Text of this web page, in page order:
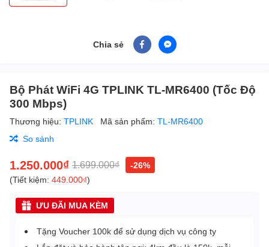
Chia sẻ
Bộ Phát WiFi 4G TPLINK TL-MR6400 (Tốc Độ
300 Mbps)
Thương hiệu: TPLINK Mã sản phẩm: TL-MR6400
So sánh
1.250.000₫ 1.699.000₫
-26%
(Tiết kiệm: 449.000₫)
ƯU ĐÃI MUA KÈM
Tặng Voucher 100k để sử dụng dịch vụ công ty